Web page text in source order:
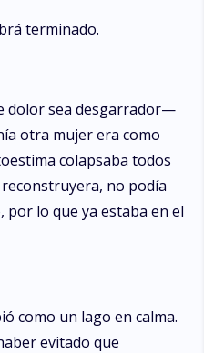
terminado.
dolor sea desgarrador—
otra mujer era como
colapsaba todos
no podía
lo que ya estaba en el
como un lago en calma.
evitado que